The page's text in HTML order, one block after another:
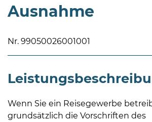
und
14
Ausnahme
Nr. 99050026001001
Wenn Sie ein Reisegewerbe
grundsätzlich die Vorschriften des